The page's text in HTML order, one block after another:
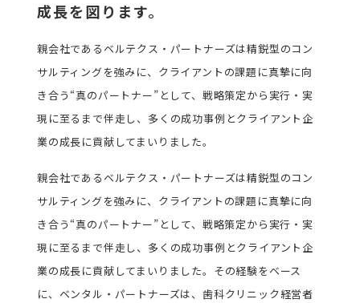
成長を図ります。
親会社であるベルテクス・パートナーズは精鋭型のコン
サルティングを強みに、クライアントの課題に真摯に向
き合う“真のパートナー”として、戦略策定から実行・実
現に至るまで伴走し、多くの成功事例とクライアント企
業の成長に貢献してまいりました。
親会社であるベルテクス・パートナーズは精鋭型のコン
サルティングを強みに、クライアントの課題に真摯に向
き合う“真のパートナー”として、戦略策定から実行・実
現に至るまで伴走し、多くの成功事例とクライアント企
業の成長に貢献してまいりました。その経験をベース
に、ベンタル・パートナーズは、歯科クリニック経営者